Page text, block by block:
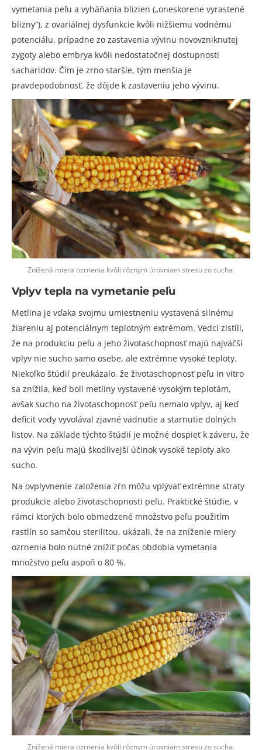
vymetania peľu a vyháňania blizien („oneskorene vyrastené
blizny“), z ovariálnej dysfunkcie kvôli nižšiemu vodnému
potenciálu, prípadne zo zastavenia vývinu novovzniknutej
zygoty alebo embrya kvôli nedostatočnej dostupnosti
sacharidov. Čím je zrno staršie, tým menšia je
pravdepodobnosť, že dôjde k zastaveniu jeho vývinu.
Znížená miera ozrnenia kvôli rôznym úrovniam stresu zo sucha.
Vplyv tepla na vymetanie peľu
Metlina je vďaka svojmu umiestneniu vystavená silnému
žiareniu aj potenciálnym teplotným extrémom. Vedci zistili,
že na produkciu peľu a jeho životaschopnosť majú najväčší
vplyv nie sucho samo osebe, ale extrémne vysoké teploty.
Niekoľko štúdií preukázalo, že životaschopnosť peľu in vitro
sa znížila, keď boli metliny vystavené vysokým teplotám,
avšak sucho na životaschopnosť peľu nemalo vplyv, aj keď
deficit vody vyvolával zjavné vädnutie a starnutie dolných
listov. Na základe týchto štúdií je možné dospieť k záveru, že
na vývin peľu majú škodlivejší účinok vysoké teploty ako
sucho.
Na ovplyvnenie založenia zŕn môžu vplývať extrémne straty
produkcie alebo životaschopnosti peľu. Praktické štúdie, v
rámci ktorých bolo obmedzené množstvo peľu použitím
rastlín so samčou sterilitou, ukázali, že na zníženie miery
ozrnenia bolo nutné znížiť počas obdobia vymetania
množstvo peľu aspoň o 80 %.
Znížená miera ozrnenia kvôli rôznym úrovniam stresu zo sucha.